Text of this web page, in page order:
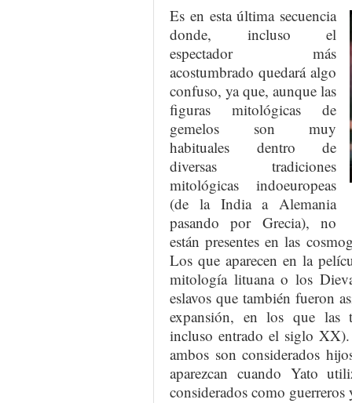
Es en esta última secuencia
donde, incluso el
espectador más
acostumbrado quedará algo
confuso, ya que, aunque las
figuras mitológicas de
gemelos son muy
habituales dentro de
diversas tradiciones
mitológicas indoeuropeas
(de la India a Alemania
pasando por Grecia), no
están presentes en las
Los que aparecen en la
mitología lituana o los
eslavos que también fueron
expansión, en los que las
incluso entrado el siglo XX).
ambos son considerados
aparezcan cuando Yato
considerados como guerreros